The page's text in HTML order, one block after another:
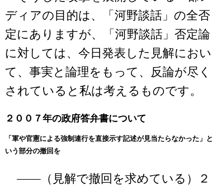
ディアの目的は、「河野談話」の全否
定にありますが、「河野談話」否定論
に対しては、今日発表した見解におい
て、事実と論理をもって、反論が尽く
されていると私は考えるものです。
２００７年の政府答弁書について
「軍や官憲による強制連行を直接示す記述が見当たらなかった」と
いう部分の撤回を
――（見解で撤回を求めている）２